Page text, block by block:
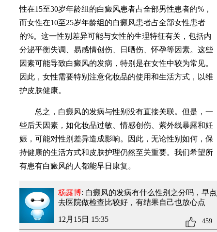
性在15至30岁年龄组的白癜风患者占全部男性患者的%，
而女性在10至25岁年龄组的白癜风患者占全部女性患者
的%。这一性别差异可能与女性的生理特征有关，包括内
分泌平衡失调、易感情创伤、日晒伤、怀孕等因素。这些
因素可能导致白癜风的发病，特别是在女性中较为常见。
因此，女性需要特别注意化妆品的使用和生活方式，以维
护皮肤健康。
总之，白癜风的发病与性别没有直接关联。但是，一
些后天因素，如化妆品过敏、情感创伤、紫外线暴露和妊
娠，可能对性别差异造成影响。因此，无论性别如何，保
持健康的生活方式和皮肤护理仍然至关重要。我们希望所
有患有白癜风的人都能早日康复。
杨露博: 白癜风的发病有什么性别之分吗，早点
去医院做检查比较好，有结果自己也放心点
12月15日 15:35 459